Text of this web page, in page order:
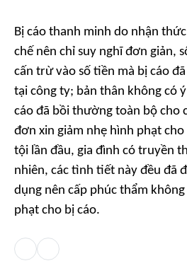
Bị cáo thanh minh do nhận thức
chế nên chỉ suy nghĩ đơn giản,
cấn trừ vào số tiền mà bị cáo
tại công ty; bản thân không có
cáo đã bồi thường toàn bộ cho
đơn xin giảm nhẹ hình phạt cho
tội lần đầu, gia đình có truyền
nhiên, các tình tiết này đều đã
dụng nên cấp phúc thẩm
phạt cho bị cáo.